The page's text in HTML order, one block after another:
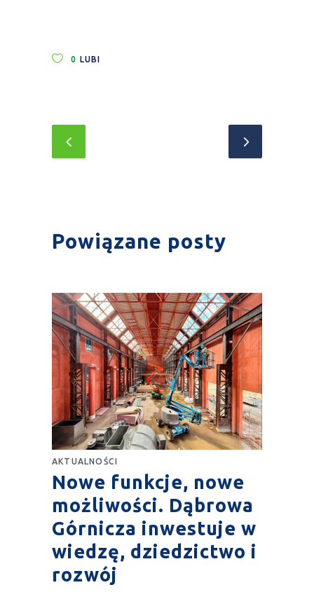
0 LUBI
Powiązane posty
AKTUALNOŚCI
Nowe funkcje, nowe
możliwości. Dąbrowa
Górnicza inwestuje w
wiedzę, dziedzictwo i
rozwój